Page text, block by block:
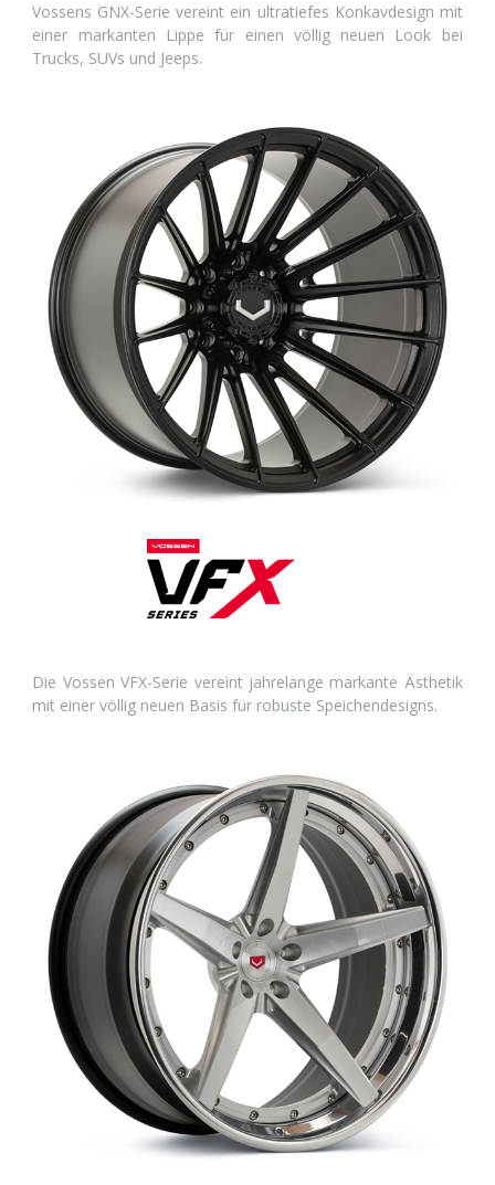
Vossens GNX-Serie vereint ein ultratiefes Konkavdesign mit
einer markanten Lippe für einen völlig neuen Look bei
Trucks, SUVs und Jeeps.
Die Vossen VFX-Serie vereint jahrelange markante Ästhetik
mit einer völlig neuen Basis für robuste Speichendesigns.